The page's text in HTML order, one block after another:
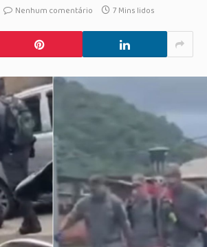
Nenhum comentário 7 Mins lidos